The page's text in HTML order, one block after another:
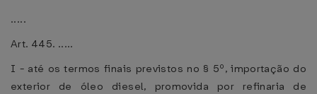
.....
Art. 445. .....
I - até os termos finais previstos no § 5º, importação do
exterior de óleo diesel, promovida por refinaria de